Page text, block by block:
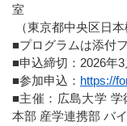
室
（東京都中央区日
■プログラムは添付
■申込締切：2026年
■参加申込： https://
■主催：広島大学
本部 産学連携部 バ